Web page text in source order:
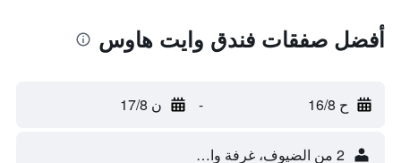
أفضل صفقات فندق وايت هاوس
ح 16/8 - ن 17/8
2 من الضيوف، غرفة واحدة